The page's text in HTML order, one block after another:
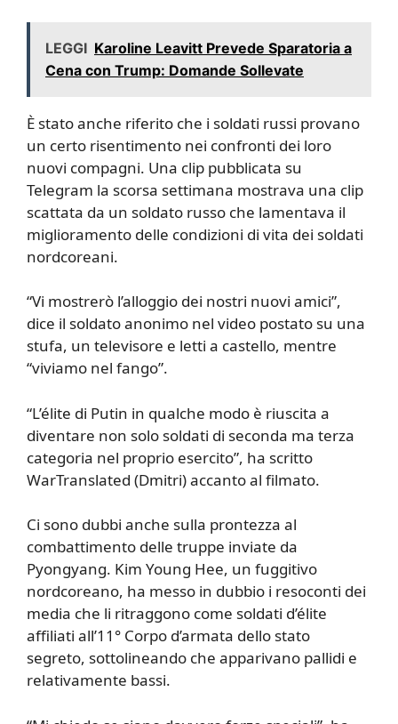
LEGGI Karoline Leavitt Prevede Sparatoria a
Cena con Trump: Domande Sollevate
È stato anche riferito che i soldati russi provano
un certo risentimento nei confronti dei loro
nuovi compagni. Una clip pubblicata su
Telegram la scorsa settimana mostrava una clip
scattata da un soldato russo che lamentava il
miglioramento delle condizioni di vita dei soldati
nordcoreani.
“Vi mostrerò l’alloggio dei nostri nuovi amici”,
dice il soldato anonimo nel video postato su una
stufa, un televisore e letti a castello, mentre
“viviamo nel fango”.
“L’élite di Putin in qualche modo è riuscita a
diventare non solo soldati di seconda ma terza
categoria nel proprio esercito”, ha scritto
WarTranslated (Dmitri) accanto al filmato.
Ci sono dubbi anche sulla prontezza al
combattimento delle truppe inviate da
Pyongyang. Kim Young Hee, un fuggitivo
nordcoreano, ha messo in dubbio i resoconti dei
media che li ritraggono come soldati d’élite
affiliati all’11° Corpo d’armata dello stato
segreto, sottolineando che apparivano pallidi e
relativamente bassi.